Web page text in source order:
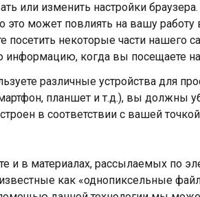
или изменить настройки
это может повлиять на вашу
посетить некоторые части нашего
информацию, когда вы посещаете
различные устройства для
планшет и т.д.), вы должны
в соответствии с вашей
и в материалах, рассылаемых по
как «однопиксельные